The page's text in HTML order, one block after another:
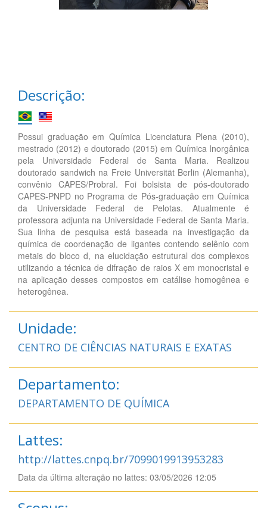
Descrição:
Possui graduação em Química Licenciatura Plena (2010),
mestrado (2012) e doutorado (2015) em Química Inorgânica
pela Universidade Federal de Santa Maria. Realizou
doutorado sandwich na Freie Universität Berlin (Alemanha),
convênio CAPES/Probral. Foi bolsista de pós-doutorado
CAPES-PNPD no Programa de Pós-graduação em Química
da Universidade Federal de Pelotas. Atualmente é
professora adjunta na Universidade Federal de Santa Maria.
Sua linha de pesquisa está baseada na investigação da
química de coordenação de ligantes contendo selênio com
metais do bloco d, na elucidação estrutural dos complexos
utilizando a técnica de difração de raios X em monocristal e
na aplicação desses compostos em catálise homogênea e
heterogênea.
Unidade:
CENTRO DE CIÊNCIAS NATURAIS E EXATAS
Departamento:
DEPARTAMENTO DE QUÍMICA
Lattes:
http://lattes.cnpq.br/7099019913953283
Data da última alteração no lattes: 03/05/2026 12:05